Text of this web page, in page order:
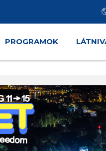
PROGRAMOK